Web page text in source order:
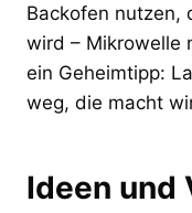
Backofen nutzen,
wird – Mikrowelle
ein Geheimtipp:
weg, die macht
Ideen und